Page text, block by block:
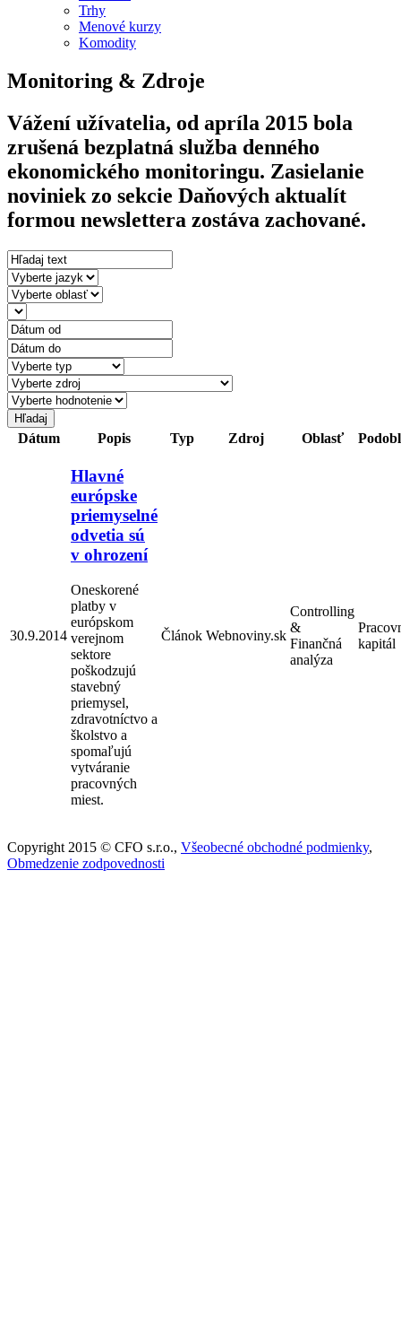
Trhy
Menové kurzy
Komodity
Monitoring & Zdroje
Vážení užívatelia, od apríla 2015 bola
zrušená bezplatná služba denného
ekonomického monitoringu. Zasielanie
noviniek zo sekcie Daňových aktualít
formou newslettera zostáva zachované.
Dátum Popis Typ Zdroj Oblasť
30.9.2014
Hlavné
európske
priemyselné
odvetia sú
v ohrození
Oneskorené
platby v
európskom
verejnom
sektore
poškodzujú
stavebný
priemysel,
zdravotníctvo a
školstvo a
spomaľujú
vytváranie
pracovných
miest.
Článok Webnoviny.sk
Controlling
&
Finančná
analýza
kapitál
Copyright 2015 © CFO s.r.o., Všeobecné obchodné podmienky,
Obmedzenie zodpovednosti